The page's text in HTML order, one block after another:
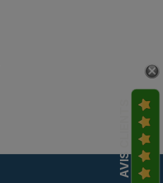
AVIS CLIENTS